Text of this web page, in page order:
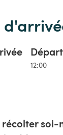
12:00
soi-